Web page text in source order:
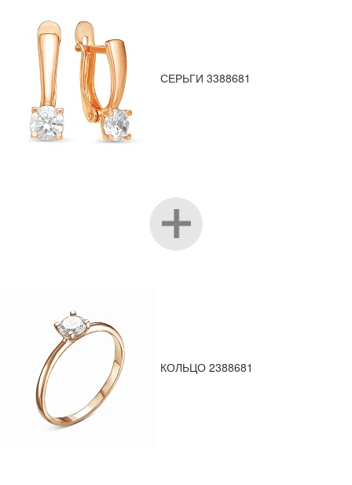
СЕРЬГИ 3388681
КОЛЬЦО 2388681